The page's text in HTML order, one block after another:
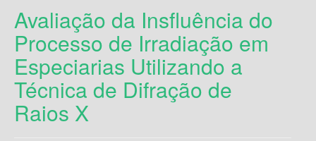
Avaliação da Insfluência do
Processo de Irradiação em
Especiarias Utilizando a
Técnica de Difração de
Raios X